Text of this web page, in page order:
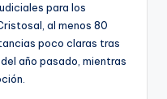
para los
al menos 80
poco claras tras
año pasado, mientras